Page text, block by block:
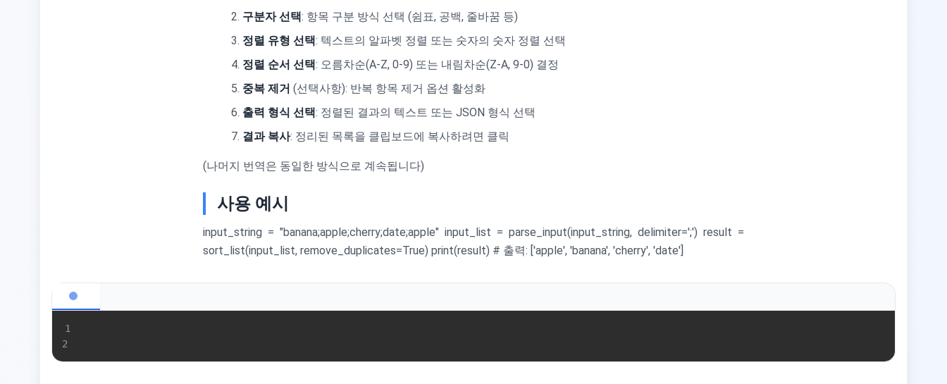
구분자 선택: 항목 구분 방식 선택 (쉼표, 공백, 줄바꿈 등)
정렬 유형 선택: 텍스트의 알파벳 정렬 또는 숫자의 숫자 정렬 선택
정렬 순서 선택: 오름차순(A-Z, 0-9) 또는 내림차순(Z-A, 9-0) 결정
중복 제거 (선택사항): 반복 항목 제거 옵션 활성화
출력 형식 선택: 정렬된 결과의 텍스트 또는 JSON 형식 선택
결과 복사: 정리된 목록을 클립보드에 복사하려면 클릭
(나머지 번역은 동일한 방식으로 계속됩니다)
사용 예시
input_string = "banana;apple;cherry;date;apple" input_list = parse_input(input_string, delimiter=';') result =
sort_list(input_list, remove_duplicates=True) print(result) # 출력: ['apple', 'banana', 'cherry', 'date']
1
2